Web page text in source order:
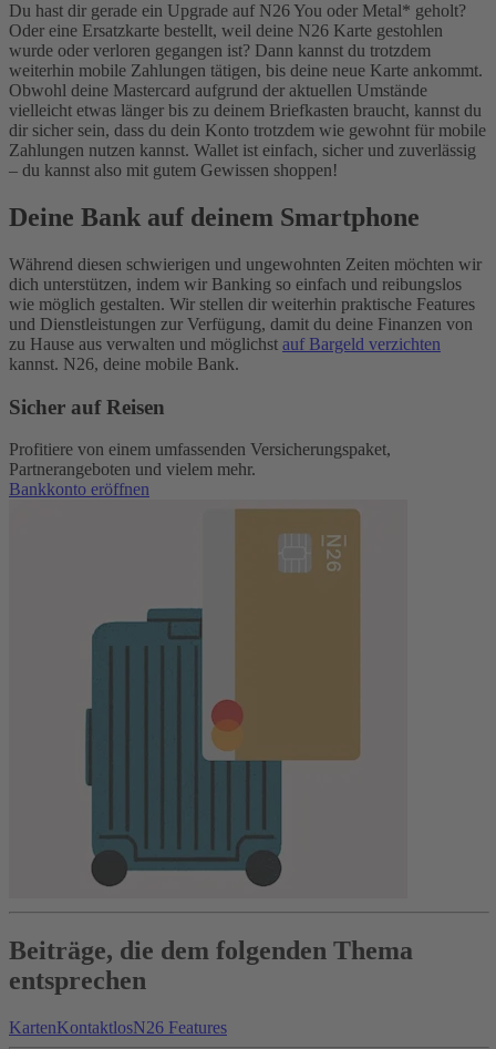
Du hast dir gerade ein Upgrade auf N26 You oder Metal* geholt?
Oder eine Ersatzkarte bestellt, weil deine N26 Karte gestohlen
wurde oder verloren gegangen ist? Dann kannst du trotzdem
weiterhin mobile Zahlungen tätigen, bis deine neue Karte ankommt.
Obwohl deine Mastercard aufgrund der aktuellen Umstände
vielleicht etwas länger bis zu deinem Briefkasten braucht, kannst du
dir sicher sein, dass du dein Konto trotzdem wie gewohnt für mobile
Zahlungen nutzen kannst. Wallet ist einfach, sicher und zuverlässig
– du kannst also mit gutem Gewissen shoppen!
Deine Bank auf deinem Smartphone
Während diesen schwierigen und ungewohnten Zeiten möchten wir
dich unterstützen, indem wir Banking so einfach und reibungslos
wie möglich gestalten. Wir stellen dir weiterhin praktische Features
und Dienstleistungen zur Verfügung, damit du deine Finanzen von
zu Hause aus verwalten und möglichst auf Bargeld verzichten
kannst. N26, deine mobile Bank.
Sicher auf Reisen
Profitiere von einem umfassenden Versicherungspaket,
Partnerangeboten und vielem mehr.
Bankkonto eröffnen
Beiträge, die dem folgenden Thema
entsprechen
KartenKontaktlosN26 Features